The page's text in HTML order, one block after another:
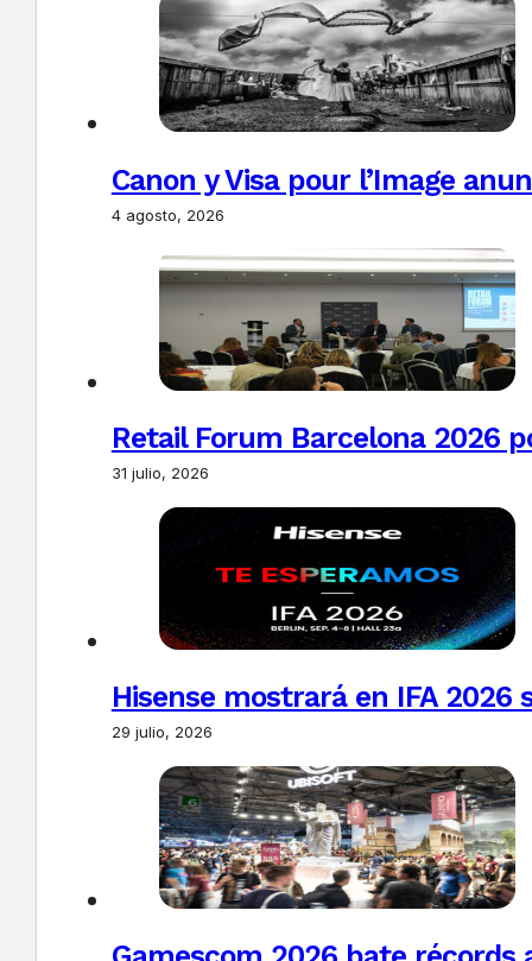
Canon y Visa pour l’Image
4 agosto, 2026
Retail Forum Barcelona 2026
31 julio, 2026
Hisense mostrará en IFA
29 julio, 2026